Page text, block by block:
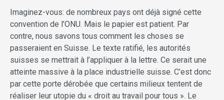
Imaginez-vous: de nombreux pays ont déjà signé cette
convention de l’ONU. Mais le papier est patient. Par
contre, nous savons tous comment les choses se
passeraient en Suisse. Le texte ratifié, les autorités
suisses se mettrait à l’appliquer à la lettre. Ce serait une
atteinte massive à la place industrielle suisse. C’est donc
par cette porte dérobée que certains milieux tentent de
réaliser leur utopie du « droit au travail pour tous ». Le